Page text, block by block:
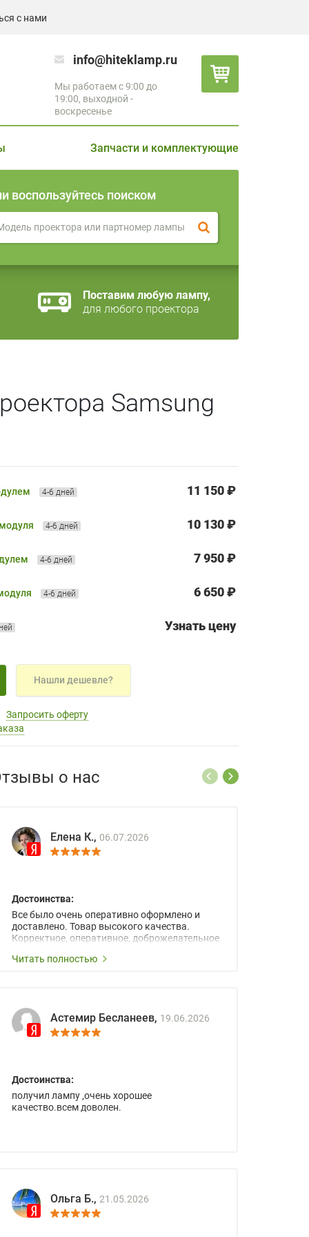
с нами
info@hiteklamp.ru
Мы работаем с 9:00 до
19:00, выходной -
воскресенье
Запчасти и комплектующие
воспользуйтесь поиском
Поставим любую лампу,
для любого проектора
Samsung
4-6 дней 11 150 ₽
4-6 дней 10 130 ₽
4-6 дней 7 950 ₽
4-6 дней 6 650 ₽
Узнать цену
Нашли дешевле?
Запросить оферту
о нас
Елена К., 06.07.2026
Достоинства:
Все было очень оперативно оформлено и
доставлено. Товар высокого качества.
Корректное, оперативное, доброжелательное
Читать полностью
Астемир Бесланеев, 19.06.2026
Достоинства:
получил лампу ,очень хорошее
качество.всем доволен.
Ольга Б., 21.05.2026